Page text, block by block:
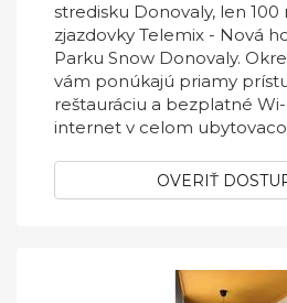
stredisku Donovaly, len
zjazdovky Telemix - Nová
Parku Snow Donovaly.
vám ponúkajú priamy
reštauráciu a bezplatné
internet v celom
OVERIŤ